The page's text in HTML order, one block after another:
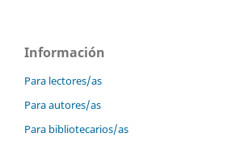
Información
Para lectores/as
Para autores/as
Para bibliotecarios/as